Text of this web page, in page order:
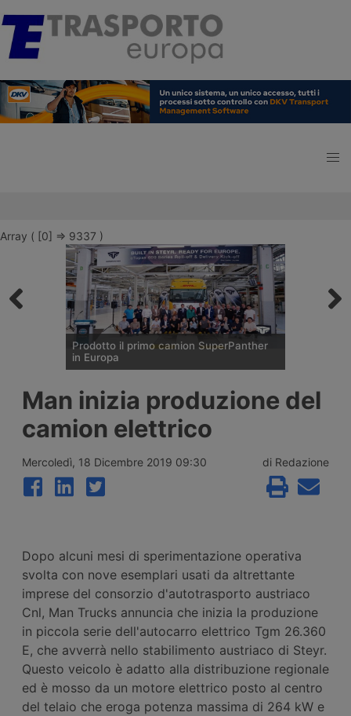
Array ( [0] => 9337 )
Prodotto il primo camion SuperPanther
in Europa
austriaca della Steyr il primo esemplare del
camion elettrico cinese SuperPanther
eTopas prodotto in Europa. Ha già ottenuto
l’omologazione Wvta per l’intera Unione
Gress Speditions.
Man inizia produzione del
camion elettrico
Mercoledì, 18 Dicembre 2019 09:30 di Redazione
Dopo alcuni mesi di sperimentazione operativa
svolta con nove esemplari usati da altrettante
imprese del consorzio d'autotrasporto austriaco
Cnl, Man Trucks annuncia che inizia la produzione
in piccola serie dell'autocarro elettrico Tgm 26.360
E, che avverrà nello stabilimento austriaco di Steyr.
Questo veicolo è adatto alla distribuzione regionale
ed è mosso da un motore elettrico posto al centro
del telaio che eroga potenza massima di 264 kW e